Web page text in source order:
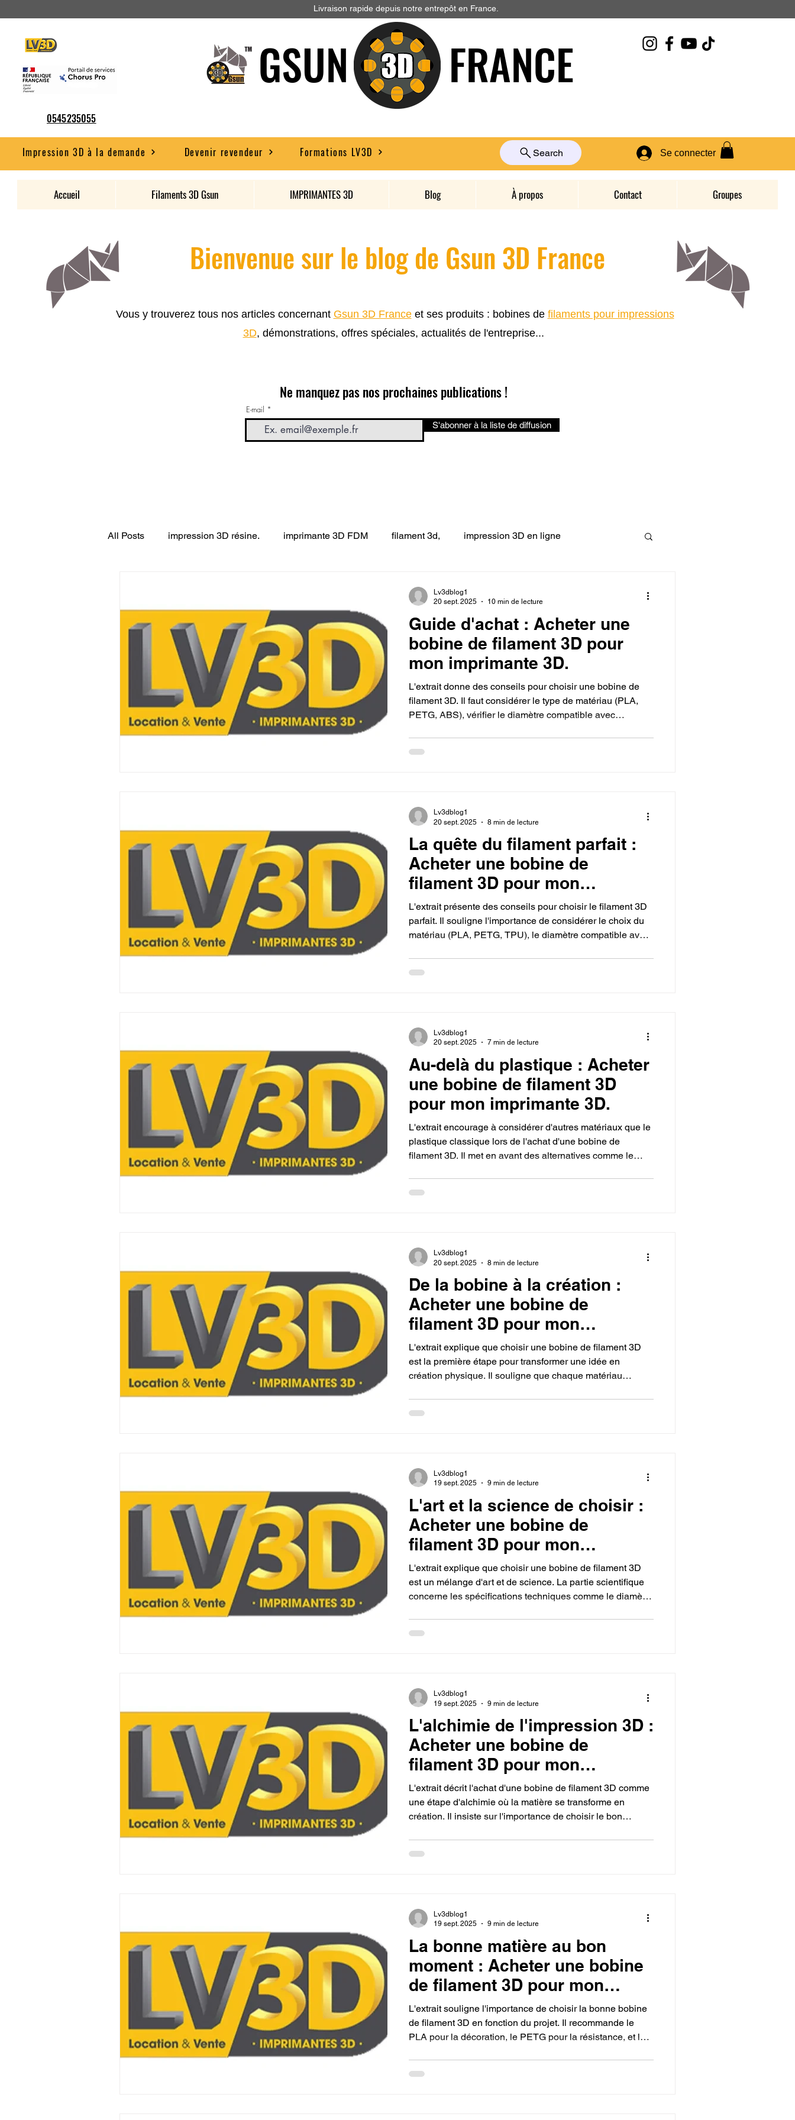
Livraison rapide depuis notre entrepôt en France.
0545235055
GSUN FRANCE
Impression 3D à la demande Devenir revendeur Formations LV3D Se connecter
Search
Accueil Filaments 3D Gsun IMPRIMANTES 3D Blog À propos Contact Groupes
Bienvenue sur le blog de Gsun 3D France
Vous y trouverez tous nos articles concernant Gsun 3D Franceet ses produits : bobines de filaments pour impressions
3D, démonstrations, offres spéciales, actualités de l'entreprise...
Ne manquez pas nos prochaines publications !
E-mail
S'abonner à la liste de diffusion
All Posts impression 3D résine. imprimante 3D FDM filament 3d, impression 3D en ligne
SCANNER 3D Formation à l'impression 3D CPF impression 3D à la demande Formation 3D en ligne.
filament 3D Refaire une piece en 3D Filament PETG
Entretien imprimante 3D postraitement SNAPMAKER
Guide d'achat : Acheter une
bobine de filament 3D pour
mon imprimante 3D.
L'extrait donne des conseils pour choisir une bobine de
filament 3D. Il faut considérer le type de matériau (PLA,
PETG, ABS), vérifier le diamètre compatible avec
d'impression pour de bons résultats.
Lv3dblog1
20 sept. 2025
10 min de lecture
La quête du filament parfait :
Acheter une bobine de
filament 3D pour mon
imprimante 3D.
L'extrait présente des conseils pour choisir le filament 3D
parfait. Il souligne l'importance de considérer le choix du
matériau (PLA, PETG, TPU), le diamètre compatible avec
Lv3dblog1
20 sept. 2025
8 min de lecture
Au-delà du plastique : Acheter
une bobine de filament 3D
pour mon imprimante 3D.
L'extrait encourage à considérer d'autres matériaux que le
plastique classique lors de l'achat d'une bobine de
filament 3D. Il met en avant des alternatives comme le
matériau permet de créer des pièces fonctionnelles,
Lv3dblog1
20 sept. 2025
7 min de lecture
De la bobine à la création :
Acheter une bobine de
filament 3D pour mon
imprimante 3D.
L'extrait explique que choisir une bobine de filament 3D
est la première étape pour transformer une idée en
création physique. Il souligne que chaque matériau
concrétiser ses projets, qu'ils soient artistiques,
Lv3dblog1
20 sept. 2025
8 min de lecture
L'art et la science de choisir :
Acheter une bobine de
filament 3D pour mon
imprimante 3D.
L'extrait explique que choisir une bobine de filament 3D
est un mélange d'art et de science. La partie scientifique
concerne les spécifications techniques comme le diamètre
l'esthétique et à l'usage de la création.
Lv3dblog1
19 sept. 2025
9 min de lecture
L'alchimie de l'impression 3D :
Acheter une bobine de
filament 3D pour mon
imprimante 3D.
L'extrait décrit l'achat d'une bobine de filament 3D comme
une étape d'alchimie où la matière se transforme en
création. Il insiste sur l'importance de choisir le bon
devenir un "alchimiste du numérique".
Lv3dblog1
19 sept. 2025
9 min de lecture
La bonne matière au bon
moment : Acheter une bobine
de filament 3D pour mon
imprimante 3D.
L'extrait souligne l'importance de choisir la bonne bobine
de filament 3D en fonction du projet. Il recommande le
PLA pour la décoration, le PETG pour la résistance, et le
Lv3dblog1
19 sept. 2025
9 min de lecture